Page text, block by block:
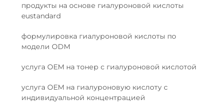
продукты на основе гиалуроновой кислоты
eustandard
формулировка гиалуроновой кислоты по
модели ODM
услуга OEM на тонер с гиалуроновой кислотой
услуга OEM на гиалуроновую кислоту с
индивидуальной концентрацией